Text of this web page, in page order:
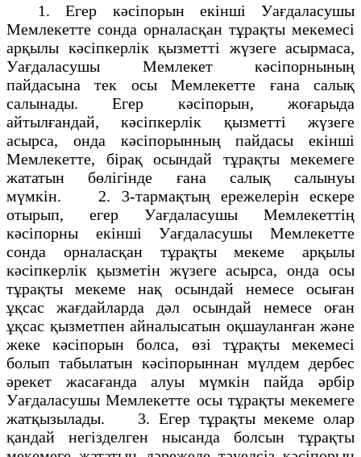
1. Егер кәсіпорын екінші Уағдаласушы
Мемлекетте сонда орналасқан тұрақты мекемесі
арқылы кәсіпкерлік қызметті жүзеге асырмаса,
Уағдаласушы Мемлекет кәсіпорнының
пайдасына тек осы Мемлекетте ғана салық
салынады. Егер кәсіпорын, жоғарыда
айтылғандай, кәсіпкерлік қызметті жүзеге
асырса, онда кәсіпорынның пайдасы екінші
Мемлекетте, бірақ осындай тұрақты мекемеге
жататын бөлігінде ғана салық салынуы
мүмкін. 2. 3-тармақтың ережелерін ескере
отырып, егер Уағдаласушы Мемлекеттің
кәсіпорны екінші Уағдаласушы Мемлекетте
сонда орналасқан тұрақты мекеме арқылы
кәсіпкерлік қызметін жүзеге асырса, онда осы
тұрақты мекеме нақ осындай немесе осыған
ұқсас жағдайларда дәл осындай немесе оған
ұқсас қызметпен айналысатын оқшауланған және
жеке кәсіпорын болса, өзі тұрақты мекемесі
болып табылатын кәсіпорыннан мүлдем дербес
әрекет жасағанда алуы мүмкін пайда әрбір
Уағдаласушы Мемлекетте осы тұрақты мекемеге
жатқызылады. 3. Егер тұрақты мекеме олар
қандай негізделген нысанда болсын тұрақты